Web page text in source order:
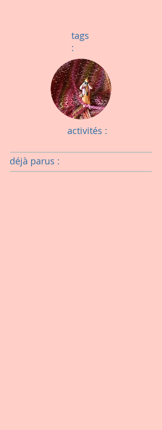
tags
:
activités :
déjà parus :